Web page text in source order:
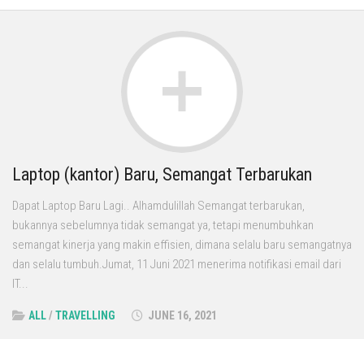
Laptop (kantor) Baru, Semangat Terbarukan
Dapat Laptop Baru Lagi.. Alhamdulillah Semangat terbarukan,
bukannya sebelumnya tidak semangat ya, tetapi menumbuhkan
semangat kinerja yang makin effisien, dimana selalu baru semangatnya
dan selalu tumbuh.Jumat, 11 Juni 2021 menerima notifikasi email dari
IT...
ALL/ TRAVELLING JUNE 16, 2021